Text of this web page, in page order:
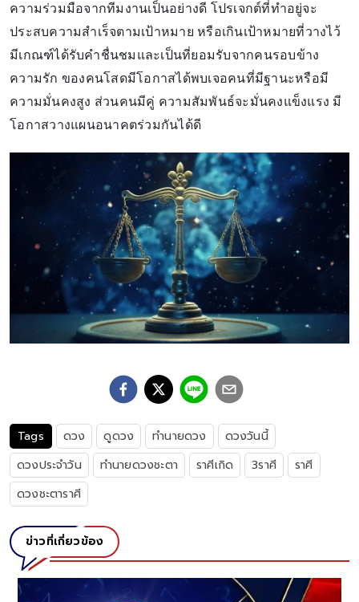
ความร่วมมือจากทีมงานเป็นอย่างดี โปรเจกต์ที่ทำอยู่จะ
ประสบความสำเร็จตามเป้าหมาย หรือเกินเป้าหมายที่วางไว้
มีเกณฑ์ได้รับคำชื่นชมและเป็นที่ยอมรับจากคนรอบข้าง
ความรัก ของคนโสดมีโอกาสได้พบเจอคนที่มีฐานะหรือมี
ความมั่นคงสูง ส่วนคนมีคู่ ความสัมพันธ์จะมั่นคงแข็งแรง มี
โอกาสวางแผนอนาคตร่วมกันได้ดี
Tags ดวง ดูดวง ทำนายดวง
ดวงวันนี้
ดวงประจำวัน
ทำนายดวงชะตา ราศีเกิด 3ราศี
ราศี
ดวงชะตาราศี
ข่าวที่เกี่ยวข้อง